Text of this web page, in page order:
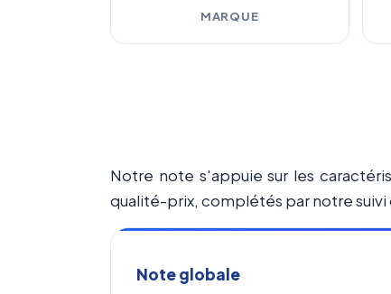
MARQUE
Notre note s'appuie sur les
qualité-prix, complétés par notre suivi
Note globale